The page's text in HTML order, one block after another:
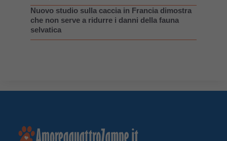
Nuovo studio sulla caccia in Francia dimostra
che non serve a ridurre i danni della fauna
selvatica